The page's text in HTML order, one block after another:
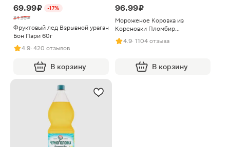
69.99 ₽
-17%
84.99 ₽
Фруктовый лед Взрывной ураган
Бон Пари 60г
4.9· 420 отзывов
В корзину
96.99 ₽
Мороженое Коровка из
Кореновки Пломбир
Шоколадный в вафельном
стаканчике 100г
4.9· 1104 отзыва
В корзину